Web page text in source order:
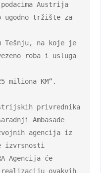
Austrija
ugodno tržište za
Tešnju, na koje je
roba i usluga
miliona KM“.
privrednika
Ambasade
agencija iz
izvrsnosti
Agencija će
ovakvih